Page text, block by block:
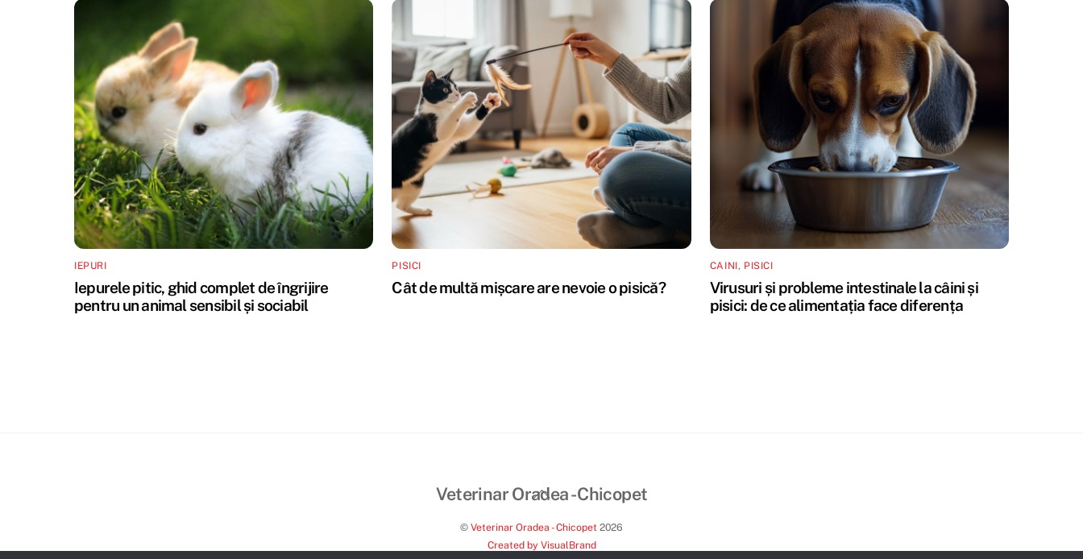
IEPURI
Iepurele pitic, ghid complet de îngrijire
pentru un animal sensibil și sociabil
PISICI
Cât de multă mișcare are nevoie o pisică?
CAINI, PISICI
Virusuri și probleme intestinale la câini și
pisici: de ce alimentația face diferența
Back
Top
Veterinar Oradea - Chicopet
© Veterinar Oradea - Chicopet 2026
Created by VisualBrand